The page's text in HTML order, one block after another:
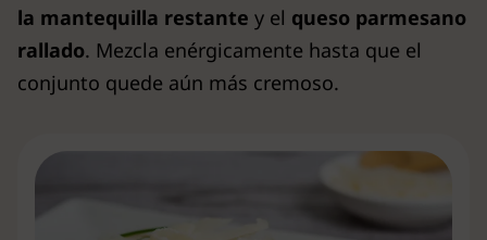
la mantequilla restante y el queso parmesano
rallado. Mezcla enérgicamente hasta que el
conjunto quede aún más cremoso.